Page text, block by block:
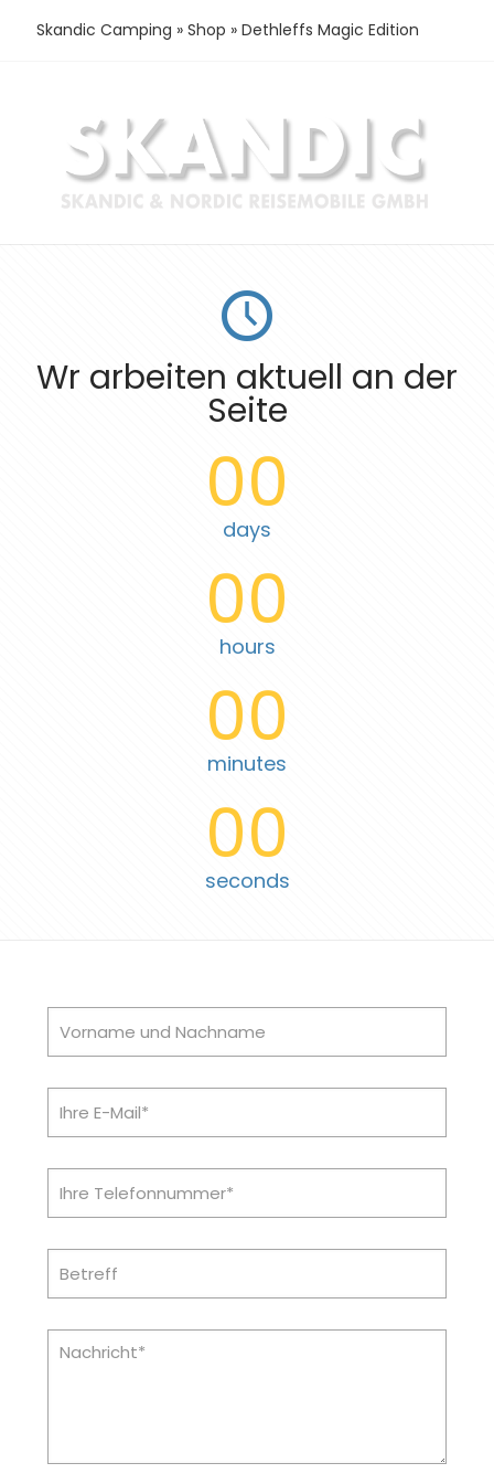
Skandic Camping » Shop » Dethleffs Magic Edition
Wr arbeiten aktuell an der
Seite
00
days
00
hours
00
minutes
00
seconds